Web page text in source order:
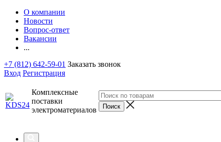
О компании
Новости
Вопрос-ответ
Вакансии
...
+7 (812) 642-59-01 Заказать звонок
Вход Регистрация
Комплексные
поставки
электроматериалов